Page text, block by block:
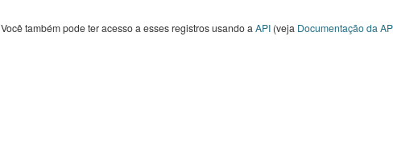
Você também pode ter acesso a esses registros usando a API(veja Documentação da